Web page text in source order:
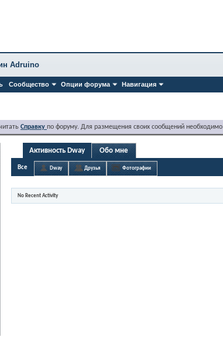
Сообщество Опции форума Навигация
Adruino
Справку по форуму. Для размещения своих сообщений необходимо
Активность Dway Обо мне
Все Dway Друзья Фотографии
No Recent Activity